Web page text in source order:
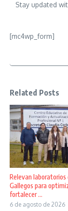
Stay updated
[mc4wp_form]
Related Posts
Relevan laboratorios
Gallegos para
fortalecer ...
6 de agosto de 2026